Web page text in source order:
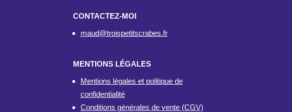
CONTACTEZ-MOI
maud@troispetitscrabes.fr
MENTIONS LÉGALES
Mentions légales et politique de
confidentialité
Conditions générales de vente (CGV)